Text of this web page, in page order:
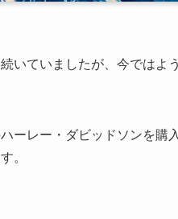
いていましたが、今ではよ
ーレー・ダビッドソンを購
。